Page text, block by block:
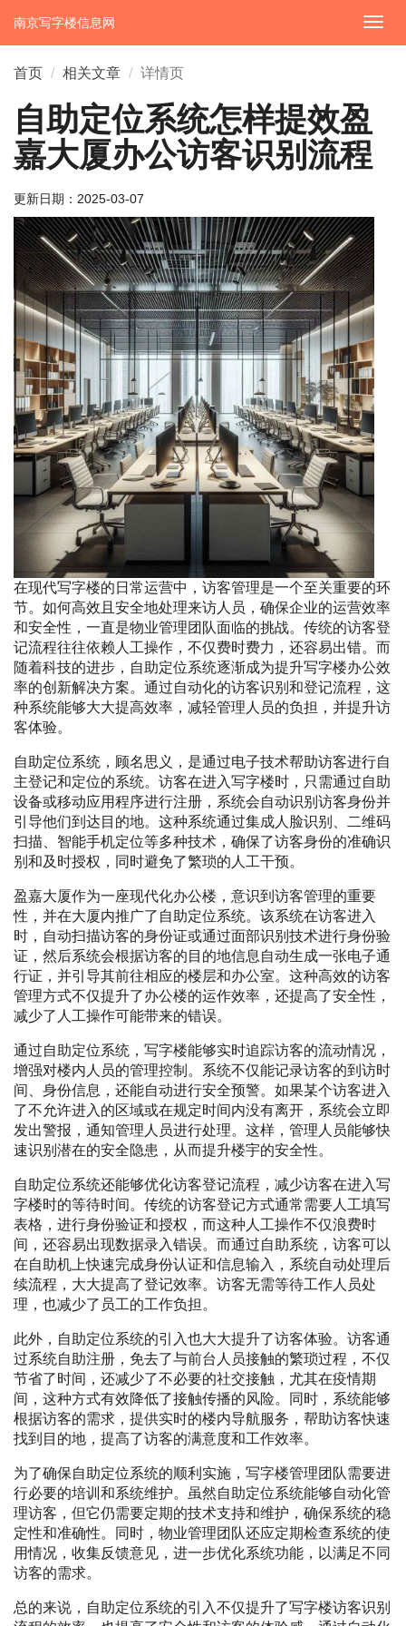
切
换
南京写字楼信息网
首页 相关文章 详情页
自助定位系统怎样提效盈
嘉大厦办公访客识别流程
更新日期： 2025-03-07
在现代写字楼的日常运营中，访客管理是一个至关重要的环
节。如何高效且安全地处理来访人员，确保企业的运营效率
和安全性，一直是物业管理团队面临的挑战。传统的访客登
记流程往往依赖人工操作，不仅费时费力，还容易出错。而
随着科技的进步，自助定位系统逐渐成为提升写字楼办公效
率的创新解决方案。通过自动化的访客识别和登记流程，这
种系统能够大大提高效率，减轻管理人员的负担，并提升访
客体验。
自助定位系统，顾名思义，是通过电子技术帮助访客进行自
主登记和定位的系统。访客在进入写字楼时，只需通过自助
设备或移动应用程序进行注册，系统会自动识别访客身份并
引导他们到达目的地。这种系统通过集成人脸识别、二维码
扫描、智能手机定位等多种技术，确保了访客身份的准确识
别和及时授权，同时避免了繁琐的人工干预。
盈嘉大厦作为一座现代化办公楼，意识到访客管理的重要
性，并在大厦内推广了自助定位系统。该系统在访客进入
时，自动扫描访客的身份证或通过面部识别技术进行身份验
证，然后系统会根据访客的目的地信息自动生成一张电子通
行证，并引导其前往相应的楼层和办公室。这种高效的访客
管理方式不仅提升了办公楼的运作效率，还提高了安全性，
减少了人工操作可能带来的错误。
通过自助定位系统，写字楼能够实时追踪访客的流动情况，
增强对楼内人员的管理控制。系统不仅能记录访客的到访时
间、身份信息，还能自动进行安全预警。如果某个访客进入
了不允许进入的区域或在规定时间内没有离开，系统会立即
发出警报，通知管理人员进行处理。这样，管理人员能够快
速识别潜在的安全隐患，从而提升楼宇的安全性。
自助定位系统还能够优化访客登记流程，减少访客在进入写
字楼时的等待时间。传统的访客登记方式通常需要人工填写
表格，进行身份验证和授权，而这种人工操作不仅浪费时
间，还容易出现数据录入错误。而通过自助系统，访客可以
在自助机上快速完成身份认证和信息输入，系统自动处理后
续流程，大大提高了登记效率。访客无需等待工作人员处
理，也减少了员工的工作负担。
此外，自助定位系统的引入也大大提升了访客体验。访客通
过系统自助注册，免去了与前台人员接触的繁琐过程，不仅
节省了时间，还减少了不必要的社交接触，尤其在疫情期
间，这种方式有效降低了接触传播的风险。同时，系统能够
根据访客的需求，提供实时的楼内导航服务，帮助访客快速
找到目的地，提高了访客的满意度和工作效率。
为了确保自助定位系统的顺利实施，写字楼管理团队需要进
行必要的培训和系统维护。虽然自助定位系统能够自动化管
理访客，但它仍需要定期的技术支持和维护，确保系统的稳
定性和准确性。同时，物业管理团队还应定期检查系统的使
用情况，收集反馈意见，进一步优化系统功能，以满足不同
访客的需求。
总的来说，自助定位系统的引入不仅提升了写字楼访客识别